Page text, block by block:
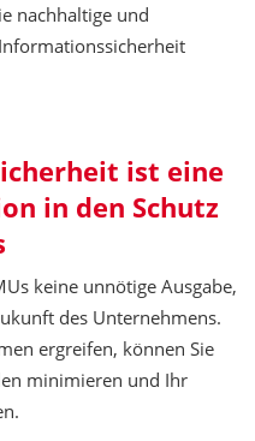
nachhaltige und
ist eine
in den Schutz
keine unnötige Ausgabe,
des Unternehmens.
ergreifen, können Sie
minimieren und Ihr